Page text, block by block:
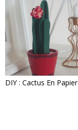
DIY : Cactus En Papier